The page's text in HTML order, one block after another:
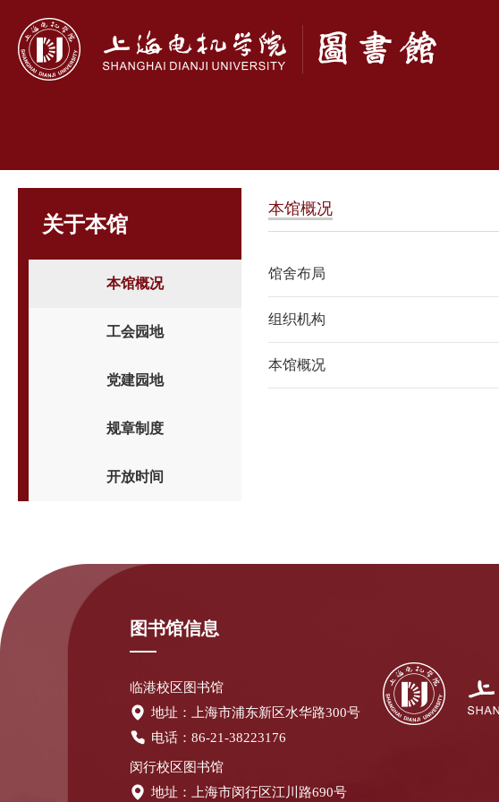
关于本馆
本馆概况
工会园地
党建园地
规章制度
开放时间
本馆概况
馆舍布局
组织机构
本馆概况
图书馆信息
临港校区图书馆
地址：上海市浦东新区水华路300号
电话：86-21-38223176
闵行校区图书馆
地址：上海市闵行区江川路690号